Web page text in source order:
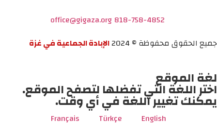
818-758-4852
office@gigaza.org
جميع الحقوق محفوظة © 2024
الإبادة الجماعية في غزة
لغة الموقع
اختر اللغة التي تفضلها لتصفح الموقع.
يمكنك تغيير اللغة في أي وقت.
English
Türkçe
Français